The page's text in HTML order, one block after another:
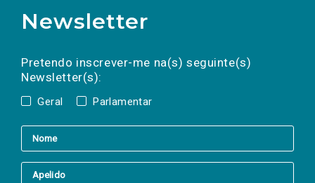
Newsletter
Pretendo inscrever-me na(s) seguinte(s)
Newsletter(s):
Geral Parlamentar
a(s) newsletter(s).
mail